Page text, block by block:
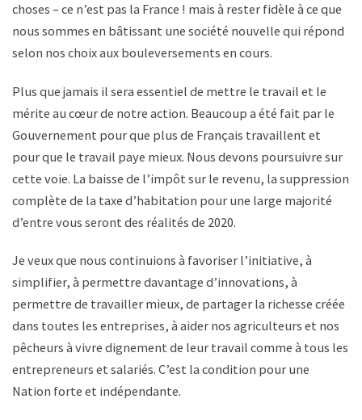
choses – ce n’est pas la France ! mais à rester fidèle à ce que
nous sommes en bâtissant une société nouvelle qui répond
selon nos choix aux bouleversements en cours.
Plus que jamais il sera essentiel de mettre le travail et le
mérite au cœur de notre action. Beaucoup a été fait par le
Gouvernement pour que plus de Français travaillent et
pour que le travail paye mieux. Nous devons poursuivre sur
cette voie. La baisse de l’impôt sur le revenu, la suppression
complète de la taxe d’habitation pour une large majorité
d’entre vous seront des réalités de 2020.
Je veux que nous continuions à favoriser l’initiative, à
simplifier, à permettre davantage d’innovations, à
permettre de travailler mieux, de partager la richesse créée
dans toutes les entreprises, à aider nos agriculteurs et nos
pêcheurs à vivre dignement de leur travail comme à tous les
entrepreneurs et salariés. C’est la condition pour une
Nation forte et indépendante.